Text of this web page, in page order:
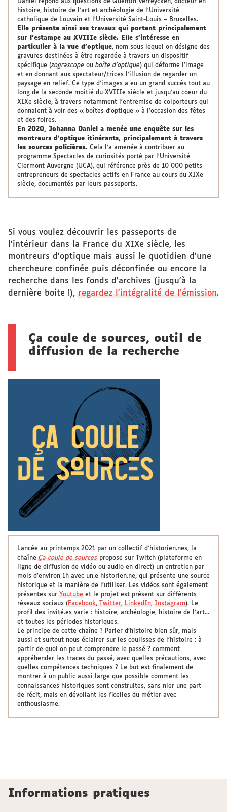
Daniel répond aux questions de Quentin Verreycken, docteur en
histoire, histoire de l'art et archéologie de l'Université
catholique de Louvain et l'Université Saint-Louis – Bruxelles.
Elle présente ainsi ses travaux qui portent principalement
sur l'estampe au XVIIIe siècle. Elle s'intéresse en
particulier à la vue d'optique, nom sous lequel on désigne des
gravures destinées à être regardée à travers un dispositif
spécifique (zograscope ou boîte d'optique) qui déforme l'image
et en donnant aux spectateur/trices l'illusion de regarder un
paysage en relief. Ce type d'images a eu un grand succès tout au
long de la seconde moitié du XVIIIe siècle et jusqu'au coeur du
XIXe siècle, à travers notamment l'entremise de colporteurs qui
donnaient à voir des « boîtes d'optique » à l'occasion des fêtes
et des foires.
En 2020, Johanna Daniel a menée une enquête sur les
montreurs d'optique itinérants, principalement à travers
les sources policières. Cela l'a amenée à contribuer au
programme Spectacles de curiosités porté par l'Université
Clermont Auvergne (UCA), qui référence près de 10 000 petits
entrepreneurs de spectacles actifs en France au cours du XIXe
siècle, documentés par leurs passeports.
Si vous voulez découvrir les passeports de
l'intérieur dans la France du XIXe siècle, les
montreurs d'optique mais aussi le quotidien d'une
chercheure confinée puis déconfinée ou encore la
recherche dans les fonds d'archives (jusqu'à la
dernière boite !), regardez l'intégralité de l'émission.
Ça coule de sources, outil de
diffusion de la recherche
Lancée au printemps 2021 par un collectif d'historien.nes, la
chaîne Ça coule de sources propose sur Twitch (plateforme en
ligne de diffusion de vidéo ou audio en direct) un entretien par
mois d'environ 1h avec un.e historien.ne, qui présente une source
historique et la manière de l’utiliser. Les vidéos sont également
présentes sur Youtube et le projet est présent sur différents
réseaux sociaux ( Facebook, Twitter, LinkedIn, Instagram). Le
profil des invité.es varie : histoire, archéologie, histoire de l’art...
et toutes les périodes historiques.
Le principe de cette chaîne ? Parler d’histoire bien sûr, mais
aussi et surtout nous éclairer sur les coulisses de l’histoire : à
partir de quoi on peut comprendre le passé ? comment
appréhender les traces du passé, avec quelles précautions, avec
quelles compétences techniques ? Le but est finalement de
montrer à un public aussi large que possible comment les
connaissances historiques sont construites, sans nier une part
de récit, mais en dévoilant les ficelles du métier avec
enthousiasme.
Informations pratiques